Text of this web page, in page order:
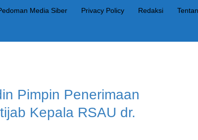
Media Siber Privacy Policy Redaksi
Pimpin Penerimaan
Kepala RSAU dr.